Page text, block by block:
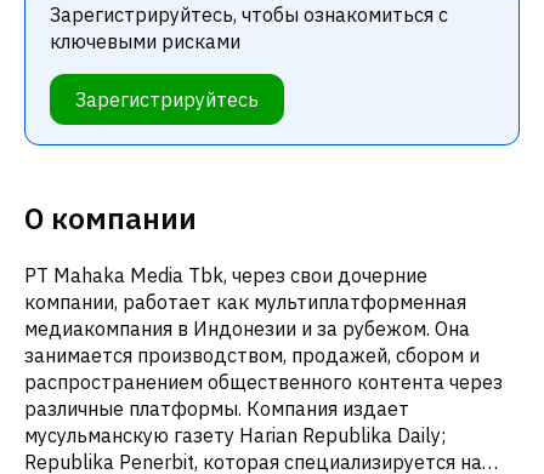
Зарегистрируйтесь, чтобы ознакомиться с
ключевыми рисками
Зарегистрируйтесь
О компании
PT Mahaka Media Tbk, через свои дочерние
компании, работает как мультиплатформенная
медиакомпания в Индонезии и за рубежом. Она
занимается производством, продажей, сбором и
распространением общественного контента через
различные платформы. Компания издает
мусульманскую газету Harian Republika Daily;
Republika Penerbit, которая специализируется на